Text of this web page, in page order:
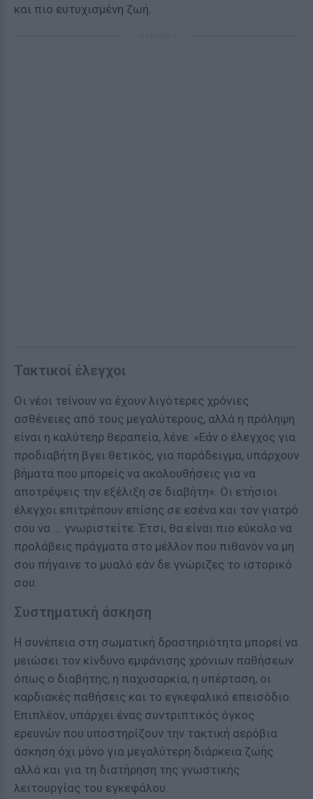
και πιο ευτυχισμένη ζωή.
Τακτικοί έλεγχοι
Οι νέοι τείνουν να έχουν λιγότερες χρόνιες
ασθένειες από τους μεγαλύτερους, αλλά η πρόληψη
είναι η καλύτεηρ θεραπεία, λένε. «Εάν ο έλεγχος για
προδιαβήτη βγει θετικός, για παράδειγμα, υπάρχουν
βήματα που μπορείς να ακολουθήσεις για να
αποτρέψεις την εξέλιξη σε διαβήτη». Οι ετήσιοι
έλεγχοι επιτρέπουν επίσης σε εσένα και τον γιατρό
σου να ... γνωριστείτε. Έτσι, θα είναι πιο εύκολο να
προλάβεις πράγματα στο μέλλον που πιθανόν να μη
σου πήγαινε το μυαλό εάν δε γνώριζες το ιστορικό
σου.
Συστηματική άσκηση
Η συνέπεια στη σωματική δραστηριότητα μπορεί να
μειώσει τον κίνδυνο εμφάνισης χρόνιων παθήσεων
όπως ο διαβήτης, η παχυσαρκία, η υπέρταση, οι
καρδιακές παθήσεις και το εγκεφαλικό επεισόδιο.
Επιπλέον, υπάρχει ένας συντριπτικός όγκος
ερευνών που υποστηρίζουν την τακτική αερόβια
άσκηση όχι μόνο για μεγαλύτερη διάρκεια ζωής
αλλά και για τη διατήρηση της γνωστικής
λειτουργίας του εγκεφάλου.